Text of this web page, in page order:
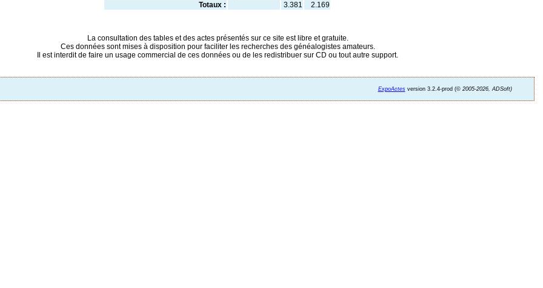
Totaux :
3.381 2.169
La consultation des tables et des actes présentés sur ce site est libre et gratuite.
Ces données sont mises à disposition pour faciliter les recherches des généalogistes amateurs.
Il est interdit de faire un usage commercial de ces données ou de les redistribuer sur CD ou tout autre support.
ExpoActesversion 3.2.4-prod (©2005-2026, ADSoft)